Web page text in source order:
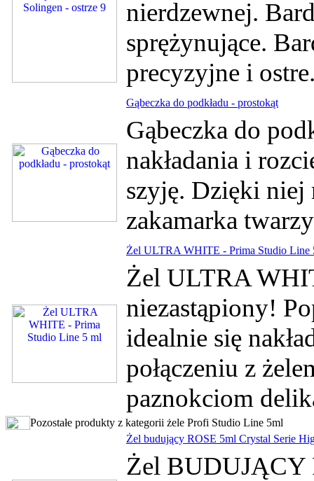
nierdzewnej.
sprężynujące.
precyzyjne i
Gąbeczka do podkładu - prostokąt
Gąbeczka do
nakładania i
szyję. Dzięki niej
zakamarka
Żel ULTRA WHITE - Prima Studio Line
Żel ULTRA
niezastąpiony!
idealnie się
połączeniu z
paznokciom
Pozostałe produkty z kategorii żele Profi Studio Line 5ml
Żel budujący ROSE 5ml Crystal Serie
Żel BUDUJĄCY